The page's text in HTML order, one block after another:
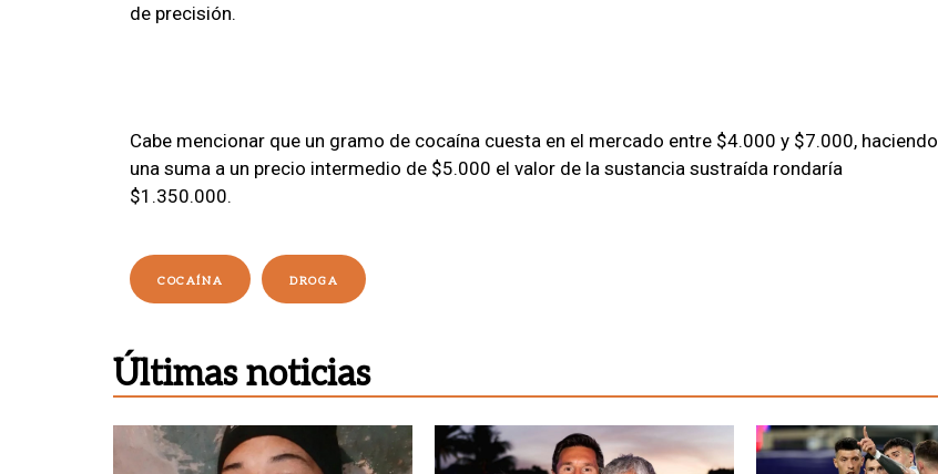
de precisión.
Cabe mencionar que un gramo de cocaína cuesta en el mercado entre $4.000 y $7.000, haciendo
una suma a un precio intermedio de $5.000 el valor de la sustancia sustraída rondaría
$1.350.000.
COCAÍNA DROGA
Últimas noticias